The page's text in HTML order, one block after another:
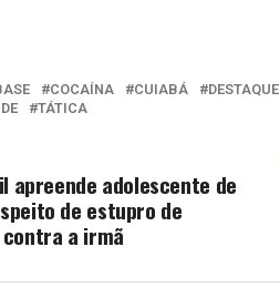
COCAÍNA CUIABÁ DESTAQUE
TÁTICA
apreende adolescente de
de estupro de
a irmã